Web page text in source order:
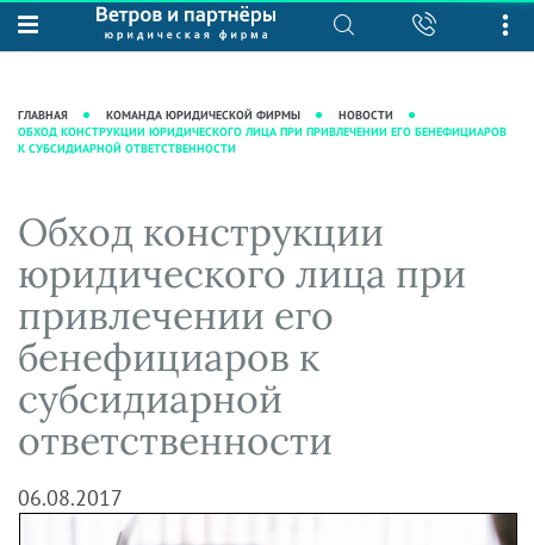
О нас
Рекомендации
Преимущества юридической
фирмы
Кейсы
Вакансии
Юридические услуги
Интеллектуальная собственность
Налоговая практика
Сопровождение бизнеса
Ведение уголовных дел
Защита активов
Ведение дел о банкротстве
База знаний
Журнал "Секреты арбитражной
практики"
Аудиоподкасты
Видеоподкасты
Справочная
Вопросы-ответы
Вебинары и семинары
Прямые эфиры
ГЛАВНАЯ КОМАНДА ЮРИДИЧЕСКОЙ ФИРМЫ
НОВОСТИ
ОБХОД КОНСТРУКЦИИ ЮРИДИЧЕСКОГО ЛИЦА ПРИ ПРИВЛЕЧЕНИИ ЕГО БЕНЕФИЦИАРОВ
К СУБСИДИАРНОЙ ОТВЕТСТВЕННОСТИ
Обход конструкции
юридического лица при
привлечении его
бенефициаров к
субсидиарной
ответственности
06.08.2017